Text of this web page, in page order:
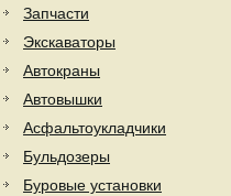
Запчасти
Экскаваторы
Автокраны
Автовышки
Асфальтоукладчики
Бульдозеры
Буровые установки